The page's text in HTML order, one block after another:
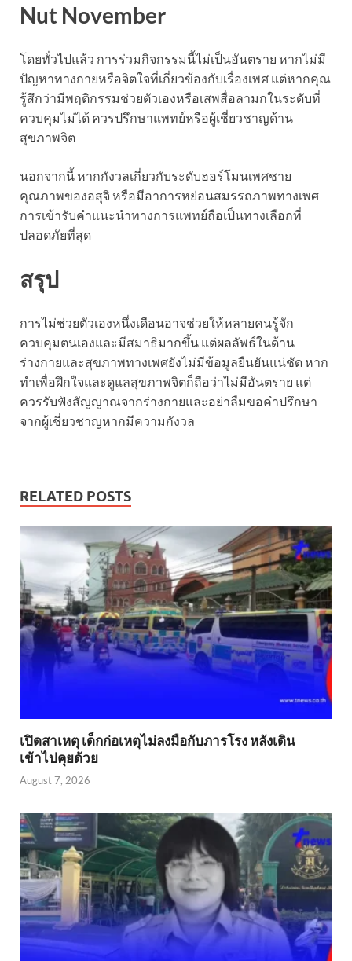
Nut November
โดยทั่วไปแล้ว การร่วมกิจกรรมนี้ไม่เป็นอันตราย หากไม่มี
ปัญหาทางกายหรือจิตใจที่เกี่ยวข้องกับเรื่องเพศ แต่หากคุณ
รู้สึกว่ามีพฤติกรรมช่วยตัวเองหรือเสพสื่อลามกในระดับที่
ควบคุมไม่ได้ ควรปรึกษาแพทย์หรือผู้เชี่ยวชาญด้าน
สุขภาพจิต
นอกจากนี้ หากกังวลเกี่ยวกับระดับฮอร์โมนเพศชาย
คุณภาพของอสุจิ หรือมีอาการหย่อนสมรรถภาพทางเพศ
การเข้ารับคำแนะนำทางการแพทย์ถือเป็นทางเลือกที่
ปลอดภัยที่สุด
สรุป
การไม่ช่วยตัวเองหนึ่งเดือนอาจช่วยให้หลายคนรู้จัก
ควบคุมตนเองและมีสมาธิมากขึ้น แต่ผลลัพธ์ในด้าน
ร่างกายและสุขภาพทางเพศยังไม่มีข้อมูลยืนยันแน่ชัด หาก
ทำเพื่อฝึกใจและดูแลสุขภาพจิตก็ถือว่าไม่มีอันตราย แต่
ควรรับฟังสัญญาณจากร่างกายและอย่าลืมขอคำปรึกษา
จากผู้เชี่ยวชาญหากมีความกังวล
RELATED POSTS
เปิดสาเหตุ เด็กก่อเหตุไม่ลงมือกับภารโรง หลังเดิน
เข้าไปคุยด้วย
August 7, 2026